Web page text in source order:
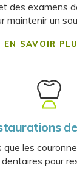
des examens
maintenir un
EN SAVOIR
les
pour